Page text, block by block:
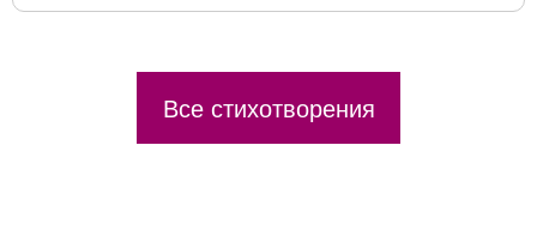
Все стихотворения